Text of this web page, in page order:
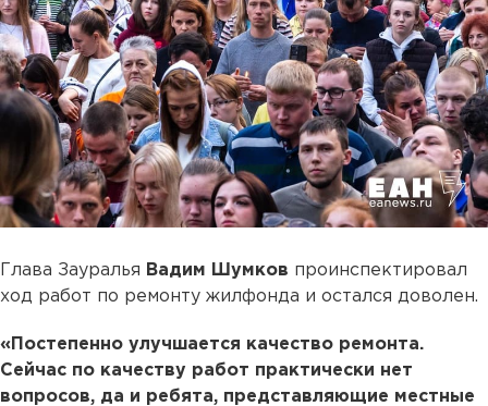
Глава Зауралья Вадим Шумков проинспектировал
ход работ по ремонту жилфонда и остался доволен.
«Постепенно улучшается качество ремонта.
Сейчас по качеству работ практически нет
вопросов, да и ребята, представляющие местные